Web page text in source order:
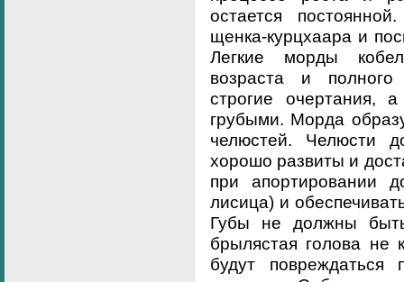
остается
щенка-курцхаара и
Легкие морды
возраста и полного
строгие очертания,
грубыми. Морда
челюстей. Челюсти
хорошо развиты и
при апортировании
лисица) и
Губы не должны
брылястая голова не
будут